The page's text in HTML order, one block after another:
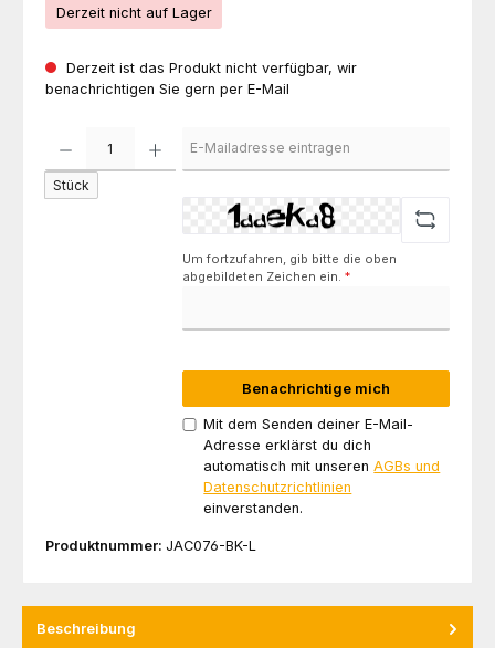
Derzeit nicht auf Lager
Derzeit ist das Produkt nicht verfügbar, wir
benachrichtigen Sie gern per E-Mail
Stück
Um fortzufahren, gib bitte die oben
abgebildeten Zeichen ein.*
Benachrichtige mich
Mit dem Senden deiner E-Mail-
Adresse erklärst du dich
automatisch mit unserenAGBs und
Datenschutzrichtlinien
einverstanden.
Produktnummer: JAC076-BK-L
Beschreibung